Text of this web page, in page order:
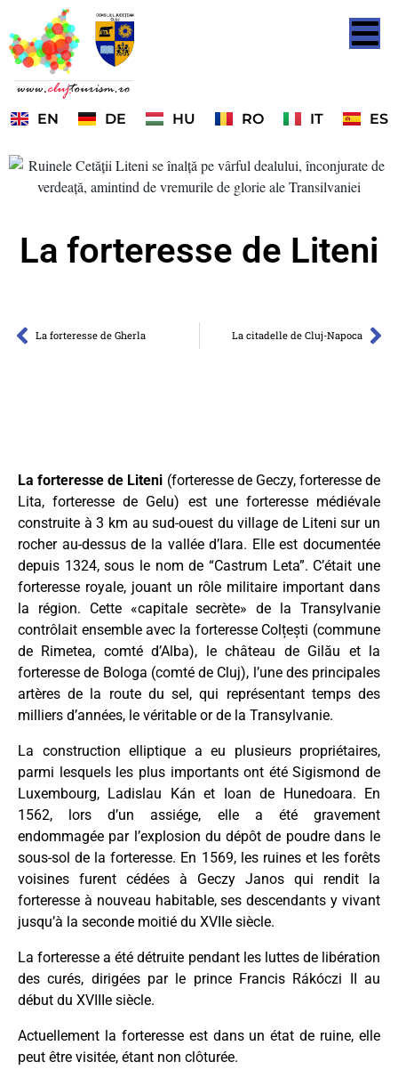
EN DE HU RO IT ES
La forteresse de Liteni
La forteresse de Gherla La citadelle de Cluj-Napoca
La forteresse de Liteni (forteresse de Geczy, forteresse de
Lita, forteresse de Gelu) est une forteresse médiévale
construite à 3 km au sud-ouest du village de Liteni sur un
rocher au-dessus de la vallée d’Iara. Elle est documentée
depuis 1324, sous le nom de “Castrum Leta”. C’était une
forteresse royale, jouant un rôle militaire important dans
la région. Cette «capitale secrète» de la Transylvanie
contrôlait ensemble avec la forteresse Colțești (commune
de Rimetea, comté d’Alba), le château de Gilău et la
forteresse de Bologa (comté de Cluj), l’une des principales
artères de la route du sel, qui représentant temps des
milliers d’années, le véritable or de la Transylvanie.
La construction elliptique a eu plusieurs propriétaires,
parmi lesquels les plus importants ont été Sigismond de
Luxembourg, Ladislau Kán et Ioan de Hunedoara. En
1562, lors d’un assiége, elle a été gravement
endommagée par l’explosion du dépôt de poudre dans le
sous-sol de la forteresse. En 1569, les ruines et les forêts
voisines furent cédées à Geczy Janos qui rendit la
forteresse à nouveau habitable, ses descendants y vivant
jusqu’à la seconde moitié du XVIIe siècle.
La forteresse a été détruite pendant les luttes de libération
des curés, dirigées par le prince Francis Rákóczi II au
début du XVIIIe siècle.
Actuellement la forteresse est dans un état de ruine, elle
peut être visitée, étant non clôturée.